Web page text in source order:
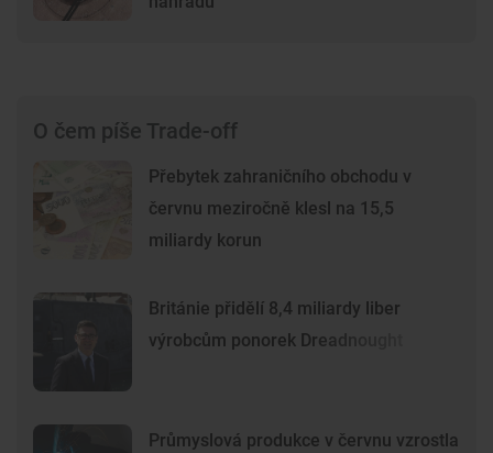
O čem píše Trade-off
Přebytek zahraničního obchodu v
červnu meziročně klesl na 15,5
miliardy korun
Británie přidělí 8,4 miliardy liber
výrobcům ponorek Dreadnought
Průmyslová produkce v červnu vzrostla